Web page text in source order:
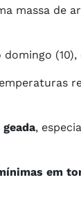
massa de
(10),
,
em